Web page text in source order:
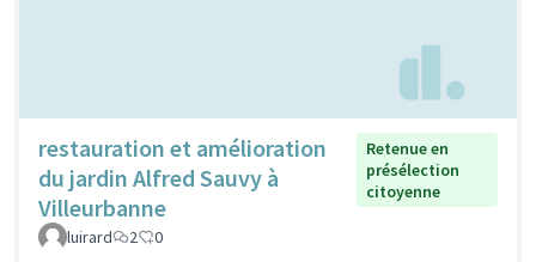
restauration et amélioration
du jardin Alfred Sauvy à
Villeurbanne
Retenue en
présélection
citoyenne
luirard 2 0